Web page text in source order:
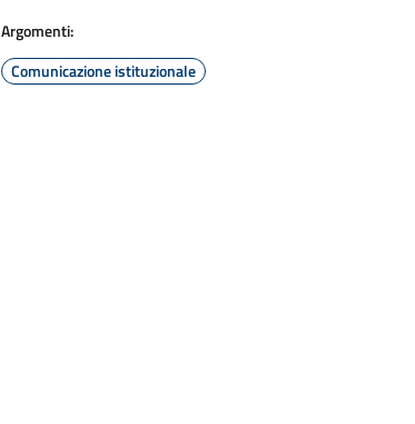
Argomenti:
Comunicazione istituzionale